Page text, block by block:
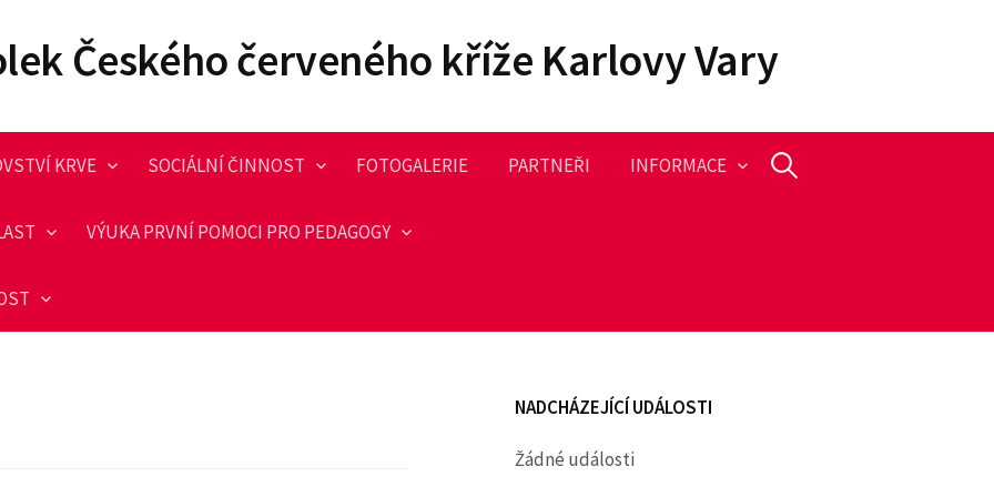
Českého červeného kříže Karlovy Vary
KRVE SOCIÁLNÍ ČINNOST FOTOGALERIE PARTNEŘI INFORMACE
VÝUKA PRVNÍ POMOCI PRO PEDAGOGY
V
NADCHÁZEJÍCÍ UDÁLOSTI
Žádné události